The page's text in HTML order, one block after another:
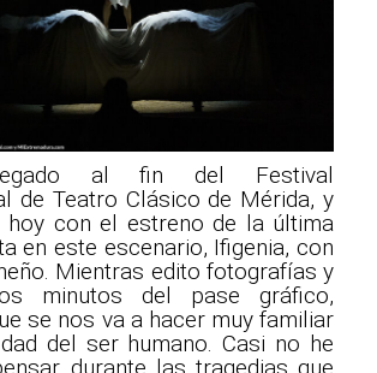
al fin del Festival
de Teatro Clásico de Mérida, y
hoy con el estreno de la última
en este escenario, Ifigenia, con
Mientras edito fotografías y
minutos del pase gráfico,
se nos va a hacer muy familiar
del ser humano. Casi no he
durante las tragedias que